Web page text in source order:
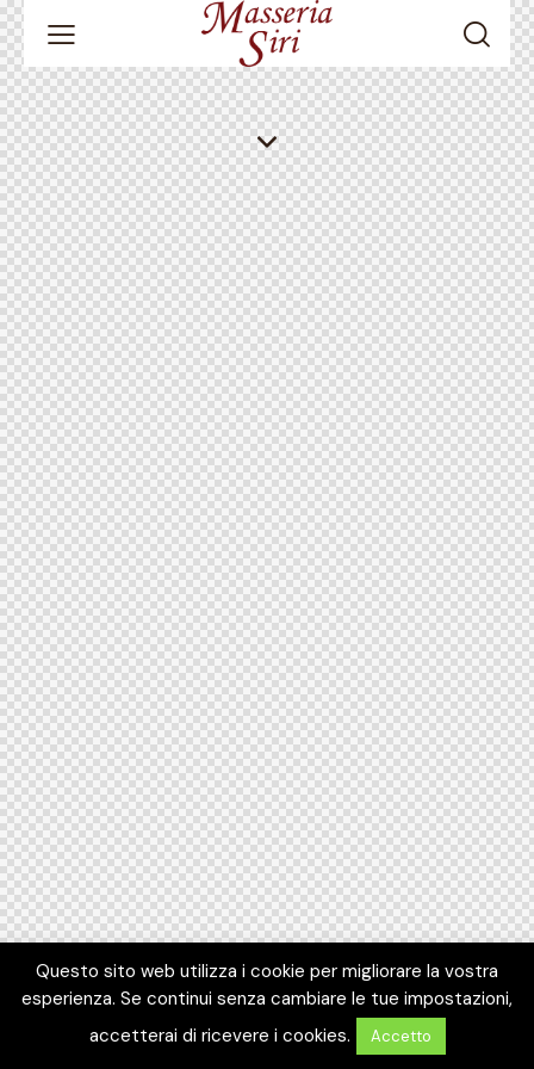
Questo sito web utilizza i cookie per migliorare la vostra
esperienza. Se continui senza cambiare le tue impostazioni,
accetterai di ricevere i cookies.
Accetto